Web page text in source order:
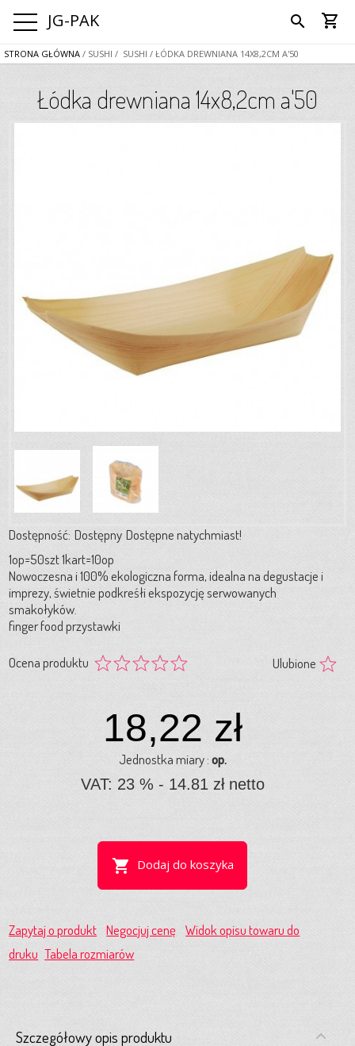
JG-PAK search shopping_cart
STRONA GŁÓWNA / SUSHI / SUSHI / ŁÓDKA DREWNIANA 14X8,2CM A'50
Łódka drewniana 14x8,2cm a'50
Dostępność: Dostępny Dostępne natychmiast!
1op=50szt 1kart=10op
Nowoczesna i 100% ekologiczna forma, idealna na degustacje i
imprezy, świetnie podkreśłi ekspozycję serwowanych
smakołyków.
finger food przystawki
Ocena produktu Ulubione
18,22 zł
Jednostka miary :op.
VAT: 23 % - 14.81 zł netto
shopping_cart Dodaj do koszyka
Zapytaj o produkt Negocjuj cenę Widok opisu towaru do
druku Tabela rozmiarów
Szczegółowy opis produktu